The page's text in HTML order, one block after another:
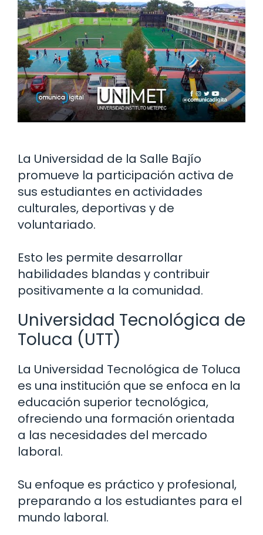
La Universidad de la Salle Bajío
promueve la participación activa de
sus estudiantes en actividades
culturales, deportivas y de
voluntariado.
Esto les permite desarrollar
habilidades blandas y contribuir
positivamente a la comunidad.
Universidad Tecnológica de
Toluca (UTT)
La Universidad Tecnológica de Toluca
es una institución que se enfoca en la
educación superior tecnológica,
ofreciendo una formación orientada
a las necesidades del mercado
laboral.
Su enfoque es práctico y profesional,
preparando a los estudiantes para el
mundo laboral.